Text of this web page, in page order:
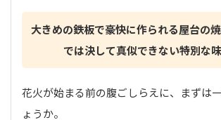
大きめの鉄板で豪快に作られる屋台の
では決して真似できない特別な味
花火が始まる前の腹ごしらえに、まずは
ょうか。